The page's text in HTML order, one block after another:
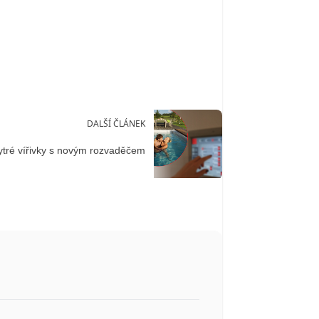
DALŠÍ ČLÁNEK
vířivky s novým rozvaděčem